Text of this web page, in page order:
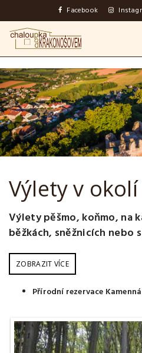
Facebook
Výlety v okolí
Výlety pěšmo, koňmo, na
běžkách, sněžnicích nebo
ZOBRAZIT VÍCE
Přírodní rezervace